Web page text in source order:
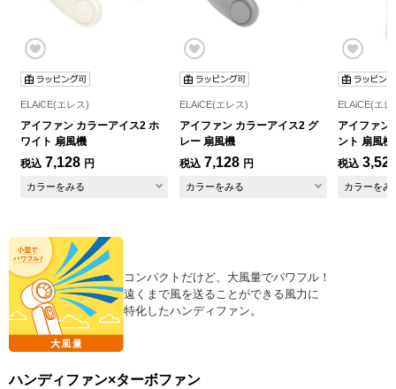
ELAiCE(エレス)
アイファン カラーアイス2 ホ
ワイト 扇風機
税込 7,128 円
カラーをみる
ELAiCE(エレス)
アイファン カラーアイス2 グ
レー 扇風機
税込 7,128 円
カラーをみる
ELAiCE(エレ
アイファン
ント 扇風機
税込
カラーをみ
コンパクトだけど、大風量でパワフル！
遠くまで風を送ることができる風力に
特化したハンディファン。
ハンディファン×ターボファン